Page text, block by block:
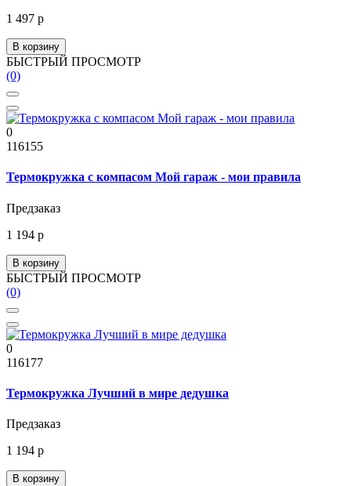
1 497 р
В корзину
БЫСТРЫЙ ПРОСМОТР
(0)
0
116155
Термокружка с компасом Мой гараж - мои правила
Предзаказ
1 194 р
В корзину
БЫСТРЫЙ ПРОСМОТР
(0)
0
116177
Термокружка Лучший в мире дедушка
Предзаказ
1 194 р
В корзину